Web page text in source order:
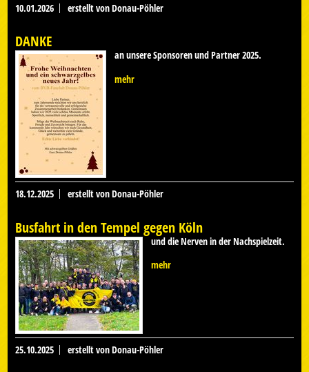
10.01.2026 erstellt von Donau-Pöhler
DANKE
an unsere Sponsoren und Partner 2025.
mehr
18.12.2025 erstellt von Donau-Pöhler
Busfahrt in den Tempel gegen Köln
und die Nerven in der Nachspielzeit.
mehr
25.10.2025 erstellt von Donau-Pöhler